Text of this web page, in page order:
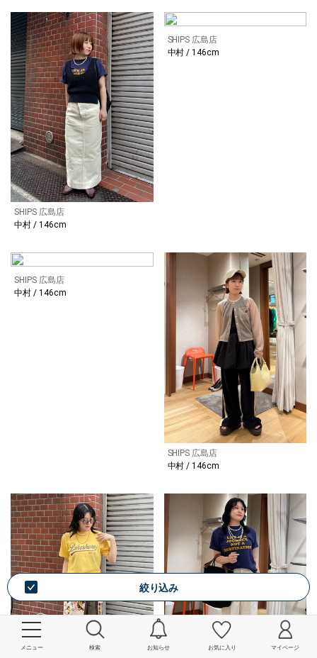
メニュー 検索 お知らせ お気に入り マイページ
絞り込み
SHIPS 広島店
中村 / 146cm
SHIPS 広島店
中村 / 146cm
SHIPS 広島店
中村 / 146cm
SHIPS 広島店
中村 / 146cm